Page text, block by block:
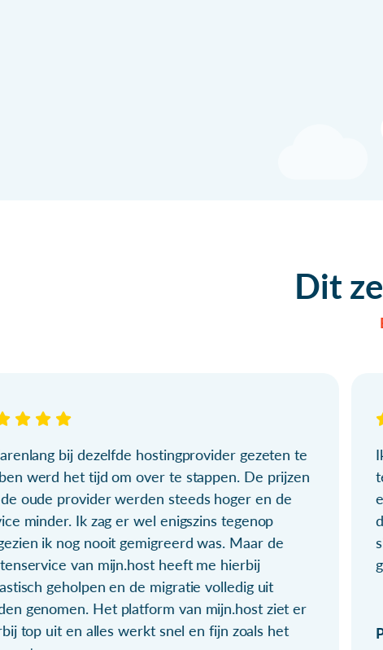
Dit
bij dezelfde hostingprovider gezeten te
werd het tijd om over te stappen. De prijzen
oude provider werden steeds hoger en de
minder. Ik zag er wel enigszins tegenop
ik nog nooit gemigreerd was. Maar de
van mijn.host heeft me hierbij
geholpen en de migratie volledig uit
genomen. Het platform van mijn.host ziet er
top uit en alles werkt snel en fijn zoals het